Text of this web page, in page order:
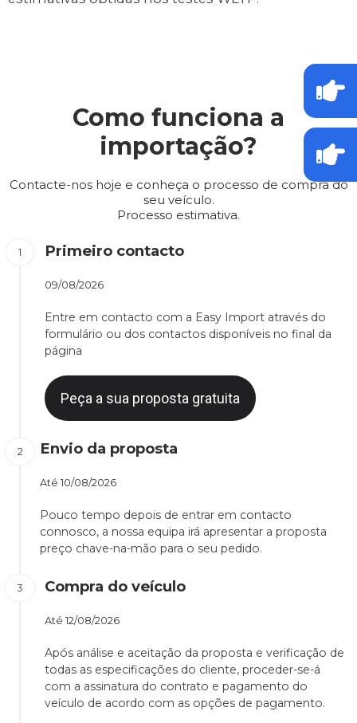
Como funciona a
importação?
Contacte-nos hoje e conheça o processo de compra do
seu veículo.
Processo estimativa.
Primeiro contacto
09/08/2026
Entre em contacto com a Easy Import através do
formulário ou dos contactos disponíveis no final da
página
Peça a sua proposta gratuita
Envio da proposta
Até 10/08/2026
Pouco tempo depois de entrar em contacto
connosco, a nossa equipa irá apresentar a proposta
preço chave-na-mão para o seu pedido.
Compra do veículo
Até 12/08/2026
Após análise e aceitação da proposta e verificação de
todas as especificações do cliente, proceder-se-á
com a assinatura do contrato e pagamento do
veículo de acordo com as opções de pagamento.